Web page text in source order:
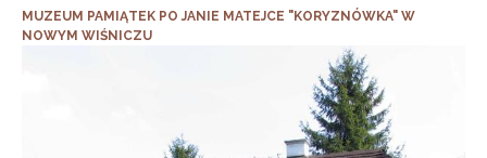
MUZEUM PAMIĄTEK PO JANIE MATEJCE "KORYZNÓWKA" W
NOWYM WIŚNICZU